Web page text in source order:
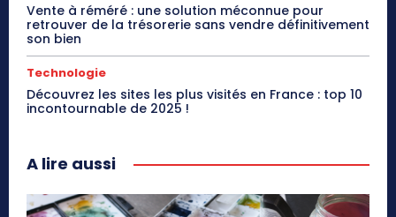
Vente à réméré : une solution méconnue pour
retrouver de la trésorerie sans vendre définitivement
son bien
Technologie
Découvrez les sites les plus visités en France : top 10
incontournable de 2025 !
A lire aussi